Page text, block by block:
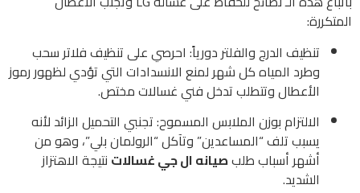
المتكررة:
تنظيف الدرج والفلتر دورياً: احرصي على تنظيف فلاتر سحب
وطرد المياه كل شهر لمنع الانسدادات التي تؤدي لظهور رموز
الأعطال وتتطلب تدخل فني غسالات مختص.
الالتزام بوزن الملابس المسموح: تجنبي التحميل الزائد لأنه
يسبب تلف “المساعدين” وتآكل “الرولمان بلي”، وهو من
أشهر أسباب طلبصيانه ال جي غسالات نتيجة الاهتزاز
الشديد.